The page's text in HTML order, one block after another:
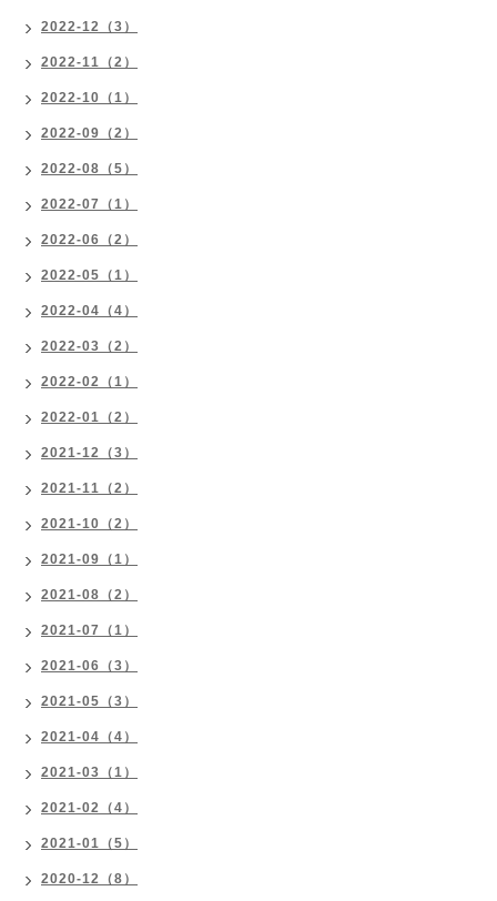
2022-12（3）
2022-11（2）
2022-10（1）
2022-09（2）
2022-08（5）
2022-07（1）
2022-06（2）
2022-05（1）
2022-04（4）
2022-03（2）
2022-02（1）
2022-01（2）
2021-12（3）
2021-11（2）
2021-10（2）
2021-09（1）
2021-08（2）
2021-07（1）
2021-06（3）
2021-05（3）
2021-04（4）
2021-03（1）
2021-02（4）
2021-01（5）
2020-12（8）